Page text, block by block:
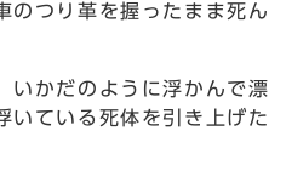
のつり革を握ったまま死ん
いかだのように浮かんで漂
いている死体を引き上げた